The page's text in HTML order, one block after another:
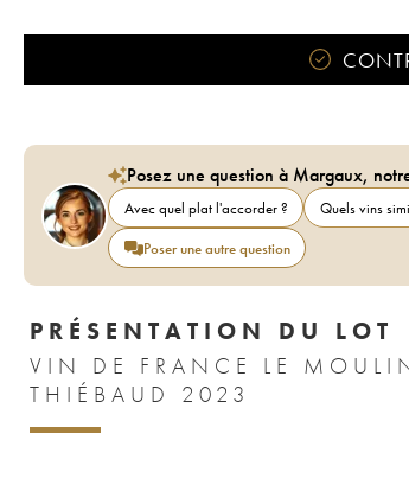
Posez une question à Margaux,
Avec quel plat l'accorder ? Quels vins
Poser une autre question
PRÉSENTATION DU LOT
VIN DE FRANCE LE
THIÉBAUD 2023